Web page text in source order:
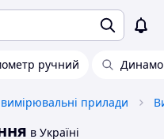
ручний
прилади
в Україні